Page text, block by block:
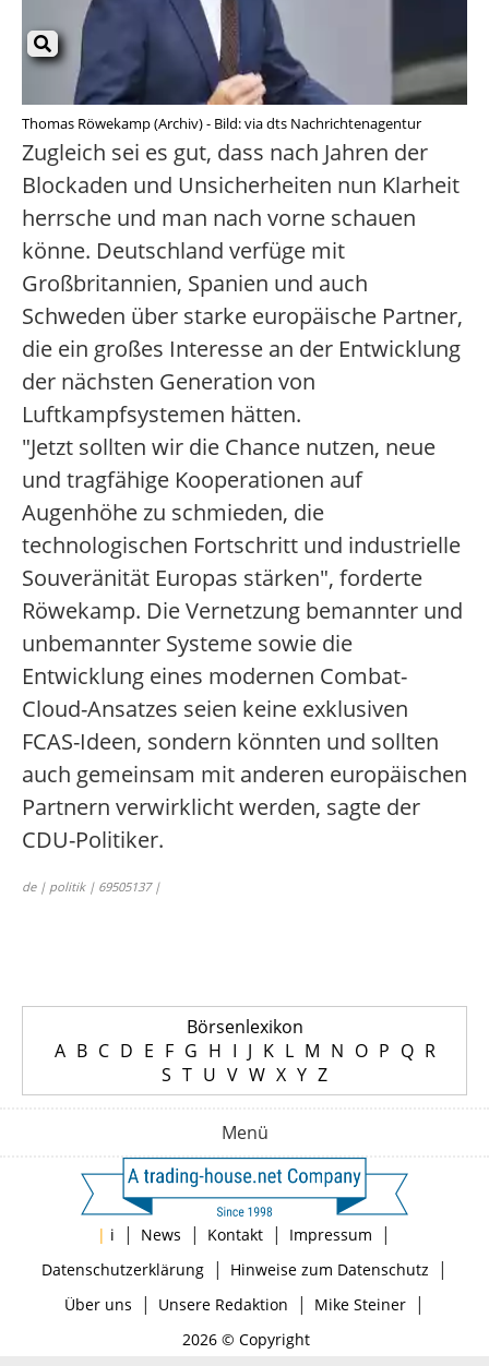
Thomas Röwekamp (Archiv) - Bild: via dts Nachrichtenagentur
Zugleich sei es gut, dass nach Jahren der
Blockaden und Unsicherheiten nun Klarheit
herrsche und man nach vorne schauen
könne. Deutschland verfüge mit
Großbritannien, Spanien und auch
Schweden über starke europäische Partner,
die ein großes Interesse an der Entwicklung
der nächsten Generation von
Luftkampfsystemen hätten.
"Jetzt sollten wir die Chance nutzen, neue
und tragfähige Kooperationen auf
Augenhöhe zu schmieden, die
technologischen Fortschritt und industrielle
Souveränität Europas stärken", forderte
Röwekamp. Die Vernetzung bemannter und
unbemannter Systeme sowie die
Entwicklung eines modernen Combat-
Cloud-Ansatzes seien keine exklusiven
FCAS-Ideen, sondern könnten und sollten
auch gemeinsam mit anderen europäischen
Partnern verwirklicht werden, sagte der
CDU-Politiker.
de | politik | 69505137 |
Börsenlexikon
A B C D E F G H I J K L M N O P Q R
S T U V W X Y Z
Menü
| i | News | Kontakt | Impressum |
Datenschutzerklärung| Hinweise zum Datenschutz |
Über uns | Unsere Redaktion | Mike Steiner|
2026 © Copyright